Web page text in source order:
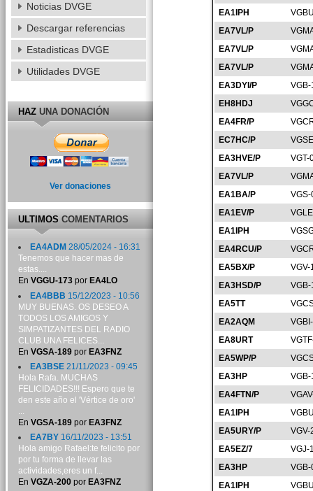
EA1IPH
EA7VL/P
EA7VL/P
EA7VL/P
EA3DYI/P
EH8HDJ
EA4FR/P
EC7HC/P
EA3HVE/P
VGT-
EA7VL/P
EA1BA/P
EA1EV/P
EA1IPH
EA4RCU/P
EA5BX/P
VGV-
EA3HSD/P
EA5TT
EA2AQM
EA8URT
EA5WP/P
EA3HP
VGB-
EA4FTN/P
EA1IPH
EA5URY/P
VGV-
EA5EZ/7
VGJ-
EA3HP
EA1IPH
Noticias DVGE
Descargar referencias
Estadisticas DVGE
Utilidades DVGE
HAZUNA DONACIÓN
Ver donaciones
ULTIMOSCOMENTARIOS
EA4ADM 28/05/2024 - 16:31
Tenemos que hacer mas de
estas....
En VGGU-173por EA4LO
EA4BBB 15/12/2023 - 10:56
MUY BUENAS. OS DESEO A
TODOS LOS AMIGOS Y
SIMPATIZANTES DEL RADIO
CLUB UNA FELICES...
En VGSA-189por EA3FNZ
EA3BSE21/11/2023 - 09:45
Hola Rafa. MUCHAS
FELICIDADES!!! Espero que te
den este año el 'Vértice de oro'
...
En VGSA-189por EA3FNZ
EA7BY16/11/2023 - 13:51
Hola amigo Rafael:te felicito por
por tu forma de llevar las
actividades,eres un f...
En VGZA-200por EA3FNZ